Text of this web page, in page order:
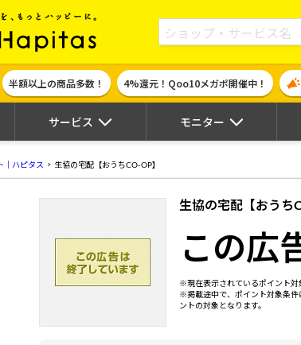
ポイント貯めて現金やギフト券に交換できるポ
半額以上の商品多数！ 4%還元！Qoo10メガポ開催中！
サービス モニター
｜ハピタス 生協の宅配【おうちCO-OP】
生協の宅配【おうち
この広
※現在表示されているポイント対
※掲載途中で、ポイント対象条件
ントの対象となります。